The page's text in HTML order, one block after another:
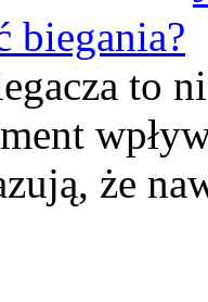
biegania?
to
że